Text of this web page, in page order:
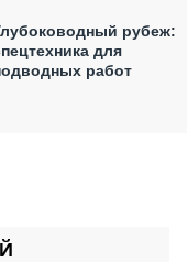
рубеж:
для
работ